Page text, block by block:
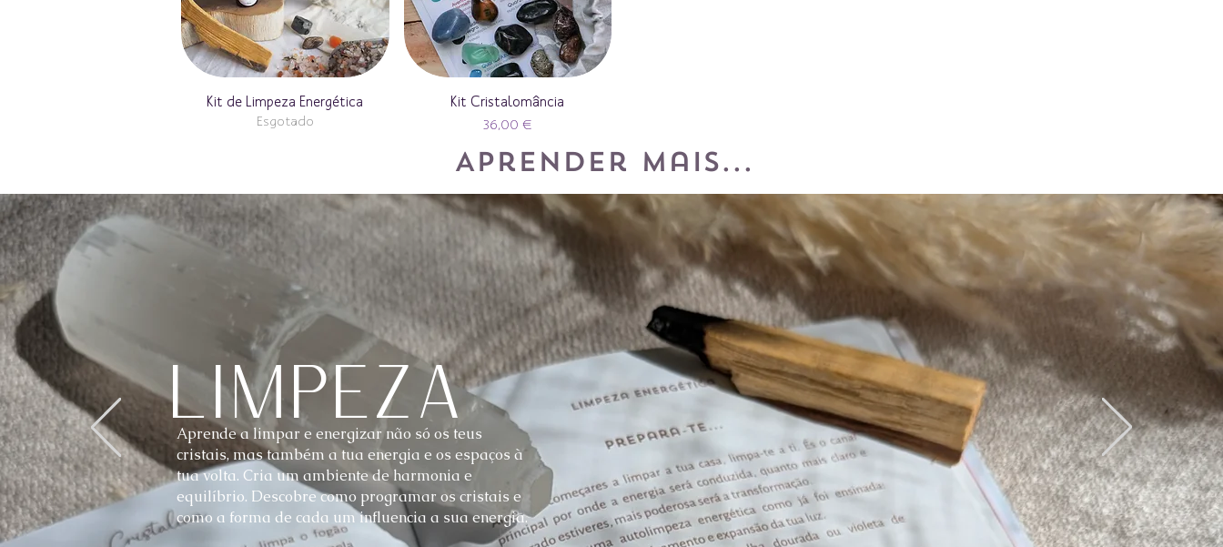
Kit de Limpeza Energética
Esgotado
Kit Cristalomância
Preço
36,00 €
Aprender mais...
Limpeza
Aprende a limpar e energizar não só os teus
cristais, mas também a tua energia e os espaços à
tua volta. Cria um ambiente de harmonia e
equilíbrio. Descobre como programar os cristais e
como a forma de cada um influencia a sua energia.